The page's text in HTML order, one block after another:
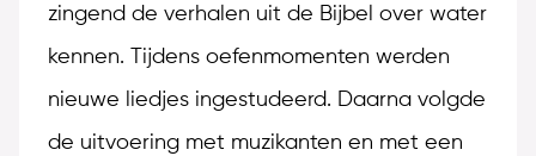
zingend de verhalen uit de Bijbel over water
kennen. Tijdens oefenmomenten werden
nieuwe liedjes ingestudeerd. Daarna volgde
de uitvoering met muzikanten en met een